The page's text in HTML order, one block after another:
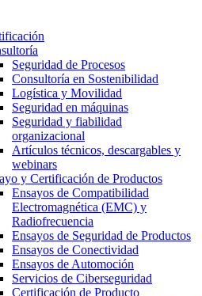
Seguridad de Procesos
Consultoría en Sostenibilidad
Logística y Movilidad
Seguridad en máquinas
Seguridad y fiabilidad
organizacional
Artículos técnicos, descargables y
webinars
y Certificación de Productos
Ensayos de Compatibilidad
Electromagnética (EMC) y
Radiofrecuencia
Ensayos de Seguridad de Productos
Ensayos de Conectividad
Ensayos de Automoción
Servicios de Ciberseguridad
Certificación de Producto